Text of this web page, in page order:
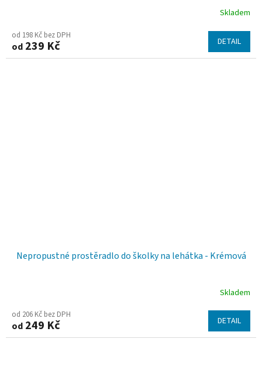
hodnocení
produktu
Skladem
od 198 Kč bez DPH
od 239 Kč DETAIL
Nepropustné prostěradlo do školky na lehátka - Krémová
Skladem
od 206 Kč bez DPH
od 249 Kč DETAIL